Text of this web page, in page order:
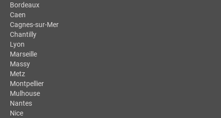
Bordeaux
Caen
Cagnes-sur-Mer
Chantilly
Lyon
Marseille
Massy
Metz
Montpellier
Mulhouse
Nantes
Nice